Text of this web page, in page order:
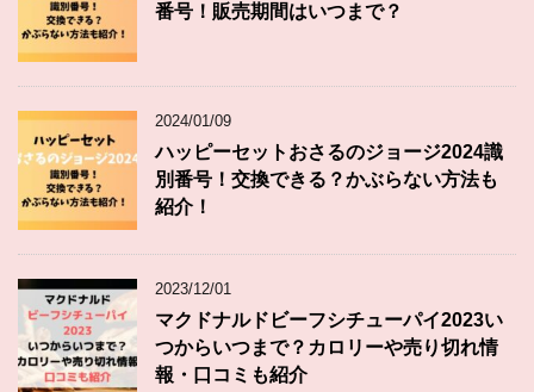
番号！販売期間はいつまで？
2024/01/09
ハッピーセットおさるのジョージ2024識
別番号！交換できる？かぶらない方法も
紹介！
2023/12/01
マクドナルドビーフシチューパイ2023い
つからいつまで？カロリーや売り切れ情
報・口コミも紹介